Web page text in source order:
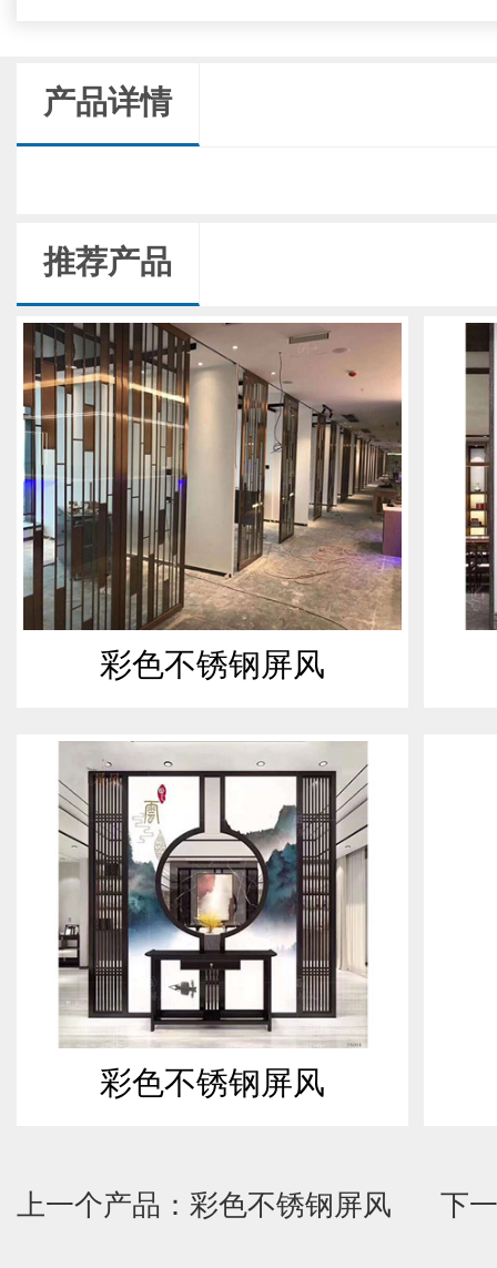
产品详情
推荐产品
彩色不锈钢屏风
彩色不锈钢屏风
上一个产品：彩色不锈钢屏风 下